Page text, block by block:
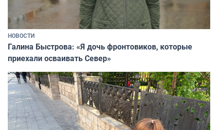
НОВОСТИ
Галина Быстрова: «Я дочь фронтовиков, которые
приехали осваивать Север»